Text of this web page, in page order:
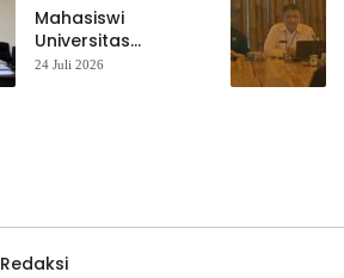
Pasar Cisaat
Mahasiswi
Universitas
Muhammadiyah
24 Juli 2026
Redaksi